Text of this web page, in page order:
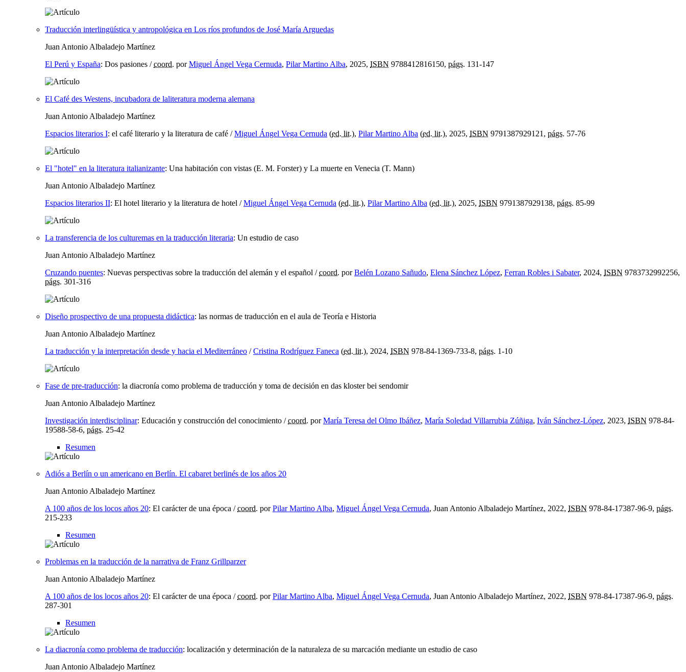
Traducción interlingüística y antropológica en Los ríos profundos de José María Arguedas
Juan Antonio Albaladejo Martínez
El Perú y España: Dos pasiones /coord. porMiguel Ángel Vega Cernuda, Pilar Martino Alba, 2025, ISBN 9788412816150, págs. 131-147
El Café des Westens, incubadora de laliteratura moderna alemana
Juan Antonio Albaladejo Martínez
Espacios literarios I: el café literario y la literatura de café /Miguel Ángel Vega Cernuda (ed. lit.), Pilar Martino Alba (ed. lit.), 2025, ISBN 9791387929121, págs. 57-76
El "hotel" en la literatura italianizante: Una habitación con vistas (E. M. Forster) y La muerte en Venecia (T. Mann)
Juan Antonio Albaladejo Martínez
Espacios literarios II: El hotel literario y la literatura de hotel /Miguel Ángel Vega Cernuda (ed. lit.), Pilar Martino Alba (ed. lit.), 2025, ISBN 9791387929138, págs. 85-99
La transferencia de los culturemas en la traducción literaria: Un estudio de caso
Juan Antonio Albaladejo Martínez
Cruzando puentes: Nuevas perspectivas sobre la traducción del alemán y el español /coord. porBelén Lozano Sañudo, Elena Sánchez López, Ferran Robles i Sabater, 2024, ISBN 9783732992256,
págs. 301-316
Diseño prospectivo de una propuesta didáctica: las normas de traducción en el aula de Teoría e Historia
Juan Antonio Albaladejo Martínez
La traducción y la interpretación desde y hacia el Mediterráneo /Cristina Rodríguez Faneca (ed. lit.), 2024, ISBN 978-84-1369-733-8, págs. 1-10
Fase de pre-traducción: la diacronía como problema de traducción y toma de decisión en das kloster bei sendomir
Juan Antonio Albaladejo Martínez
Investigación interdisciplinar: Educación y construcción del conocimiento /coord. porMaría Teresa del Olmo Ibáñez, María Soledad Villarrubia Zúñiga, Iván Sánchez-López, 2023, ISBN 978-84-
19588-58-6, págs. 25-42
Resumen
Adiós a Berlín o un americano en Berlín. El cabaret berlinés de los años 20
Juan Antonio Albaladejo Martínez
A 100 años de los locos años 20: El carácter de una época /coord. porPilar Martino Alba, Miguel Ángel Vega Cernuda, Juan Antonio Albaladejo Martínez, 2022, ISBN 978-84-17387-96-9, págs.
215-233
Resumen
Problemas en la traducción de la narrativa de Franz Grillparzer
Juan Antonio Albaladejo Martínez
A 100 años de los locos años 20: El carácter de una época /coord. porPilar Martino Alba, Miguel Ángel Vega Cernuda, Juan Antonio Albaladejo Martínez, 2022, ISBN 978-84-17387-96-9, págs.
287-301
Resumen
La diacronía como problema de traducción: localización y determinación de la naturaleza de su marcación mediante un estudio de caso
Juan Antonio Albaladejo Martínez